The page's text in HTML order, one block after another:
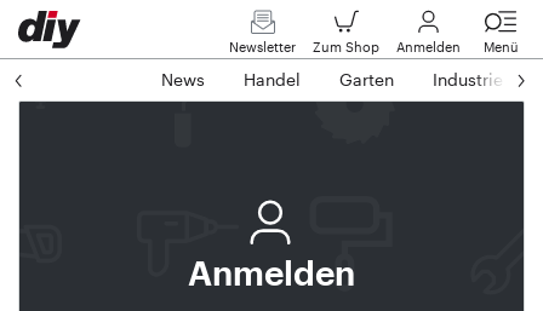
Newsletter Zum Shop Anmelden Menü
News Handel Garten Industrie
Anmelden